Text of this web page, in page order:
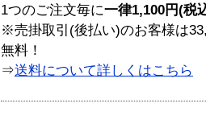
1つのご注文毎に一律1,100円(税
※売掛取引(後払い)のお客様は
無料！
⇒送料について詳しくはこちら